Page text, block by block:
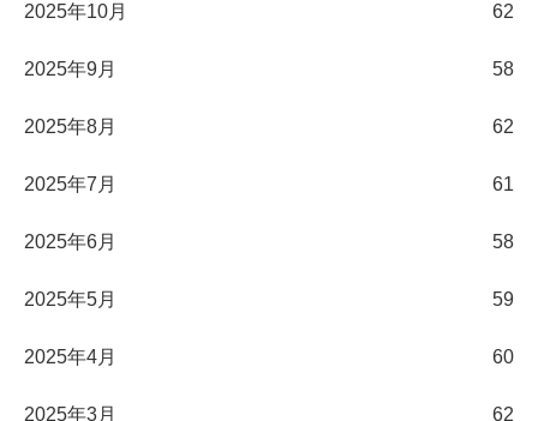
2025年10月 62
2025年9月 58
2025年8月 62
2025年7月 61
2025年6月 58
2025年5月 59
2025年4月 60
2025年3月 62